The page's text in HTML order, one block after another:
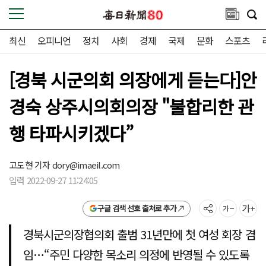
최신 오피니언 정치 사회 경제 국제 문화 스포츠
[경북 시군의회 의장에게 듣는다]안
경숙 상주시의회의장 "불합리한 관
행 타파시키겠다”
고도현 기자dory@imaeil.com
입력 2022-09-27 11:24:05
구글 검색 선호 출처로 추가
경북시군의장협의회 출범 31년만에 첫 여성 회장 겸
임…“주민 다양한 목소리 의정에 반영될 수 있도록